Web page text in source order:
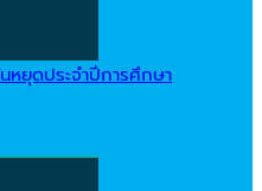
หยุดประจำปีการศึกษา